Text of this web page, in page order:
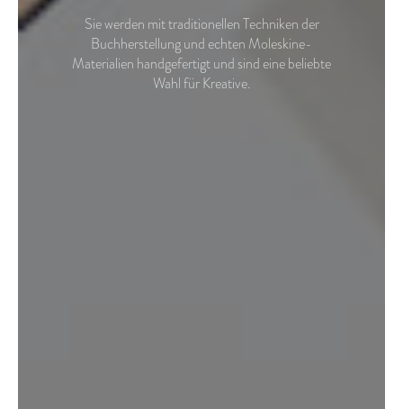
Sie werden mit traditionellen Techniken der
Buchherstellung und echten Moleskine-
Materialien handgefertigt und sind eine beliebte
Wahl für Kreative.